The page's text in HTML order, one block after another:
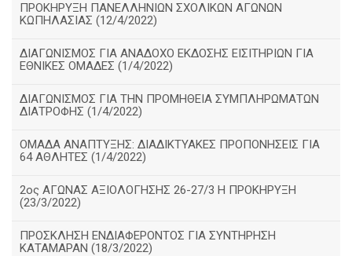
ΠΡΟΚΗΡΥΞΗ ΠΑΝΕΛΛΗΝΙΩΝ ΣΧΟΛΙΚΩΝ ΑΓΩΝΩΝ
ΚΩΠΗΛΑΣΙΑΣ (12/4/2022)
ΔΙΑΓΩΝΙΣΜΟΣ ΓΙΑ ΑΝΑΔΟΧΟ ΕΚΔΟΣΗΣ ΕΙΣΙΤΗΡΙΩΝ ΓΙΑ
ΕΘΝΙΚΕΣ ΟΜΑΔΕΣ (1/4/2022)
ΔΙΑΓΩΝΙΣΜΟΣ ΓΙΑ ΤΗΝ ΠΡΟΜΗΘΕΙΑ ΣΥΜΠΛΗΡΩΜΑΤΩΝ
ΔΙΑΤΡΟΦΗΣ (1/4/2022)
ΟΜΑΔΑ ΑΝΑΠΤΥΞΗΣ: ΔΙΑΔΙΚΤΥΑΚΕΣ ΠΡΟΠΟΝΗΣΕΙΣ ΓΙΑ
64 ΑΘΛΗΤΕΣ (1/4/2022)
2ος ΑΓΩΝΑΣ ΑΞΙΟΛΟΓΗΣΗΣ 26-27/3 Η ΠΡΟΚΗΡΥΞΗ
(23/3/2022)
ΠΡΟΣΚΛΗΣΗ ΕΝΔΙΑΦΕΡΟΝΤΟΣ ΓΙΑ ΣΥΝΤΗΡΗΣΗ
ΚΑΤΑΜΑΡΑΝ (18/3/2022)